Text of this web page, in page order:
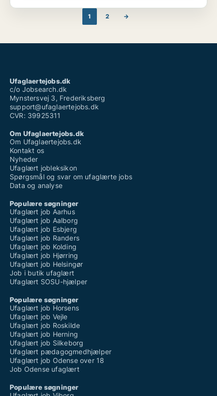
1 2 →
Ufaglaertejobs.dk
c/o Jobsearch.dk
Mynstersvej 3, Frederiksberg
support@ufaglaertejobs.dk
CVR: 39925311
Om Ufaglaertejobs.dk
Om Ufaglaertejobs.dk
Kontakt os
Nyheder
Ufaglært jobleksikon
Spørgsmål og svar om ufaglærte jobs
Data og analyse
Populære søgninger
Ufaglært job Aarhus
Ufaglært job Aalborg
Ufaglært job Esbjerg
Ufaglært job Randers
Ufaglært job Kolding
Ufaglært job Hjørring
Ufaglært job Helsingør
Job i butik ufaglært
Ufaglært SOSU-hjælper
Populære søgninger
Ufaglært job Horsens
Ufaglært job Vejle
Ufaglært job Roskilde
Ufaglært job Herning
Ufaglært job Silkeborg
Ufaglært pædagogmedhjælper
Ufaglært job Odense over 18
Job Odense ufaglært
Populære søgninger